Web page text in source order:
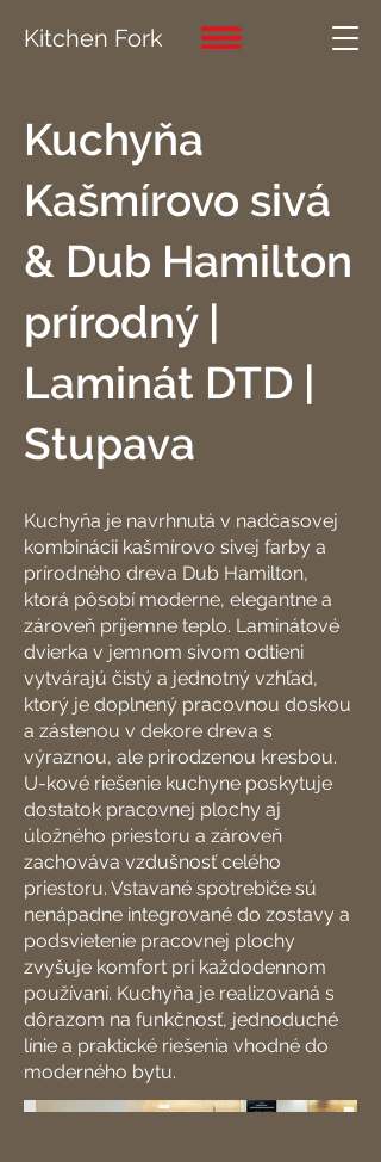
Kitchen Fork
Kuchyňa
Kašmírovo sivá
& Dub Hamilton
prírodný |
Laminát DTD |
Stupava
Kuchyňa je navrhnutá v nadčasovej
kombinácii kašmírovo sivej farby a
prírodného dreva Dub Hamilton,
ktorá pôsobí moderne, elegantne a
zároveň príjemne teplo. Laminátové
dvierka v jemnom sivom odtieni
vytvárajú čistý a jednotný vzhľad,
ktorý je doplnený pracovnou doskou
a zástenou v dekore dreva s
výraznou, ale prirodzenou kresbou.
U-kové riešenie kuchyne poskytuje
dostatok pracovnej plochy aj
úložného priestoru a zároveň
zachováva vzdušnosť celého
priestoru. Vstavané spotrebiče sú
nenápadne integrované do zostavy a
podsvietenie pracovnej plochy
zvyšuje komfort pri každodennom
používaní. Kuchyňa je realizovaná s
dôrazom na funkčnosť, jednoduché
línie a praktické riešenia vhodné do
moderného bytu.